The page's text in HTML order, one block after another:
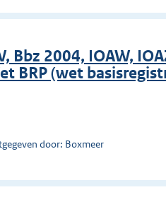
2004, IOAW,
BRP (wet
door: Boxmeer